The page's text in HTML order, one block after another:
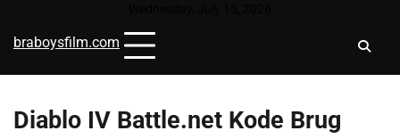
content
braboysfilm.com
Diablo IV Battle.net Kode Brug